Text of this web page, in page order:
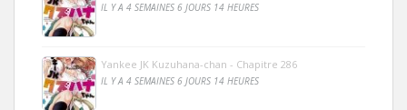
IL Y A 4 SEMAINES 6 JOURS 14 HEURES
Yankee JK Kuzuhana-chan - Chapitre 286
IL Y A 4 SEMAINES 6 JOURS 14 HEURES